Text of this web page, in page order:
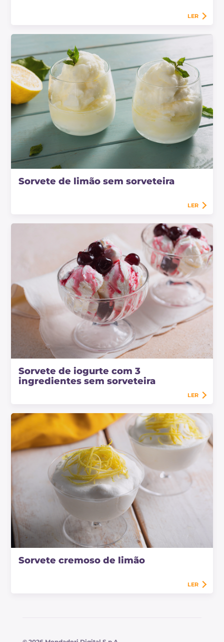
LER
Sorvete de limão sem sorveteira
LER
Sorvete de iogurte com 3
ingredientes sem sorveteira
LER
Sorvete cremoso de limão
LER